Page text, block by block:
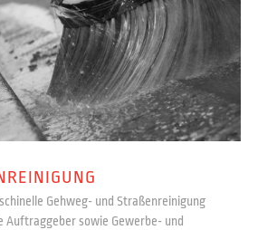
Gehweg- und Straßenreinigung
Auftraggeber sowie Gewerbe- und